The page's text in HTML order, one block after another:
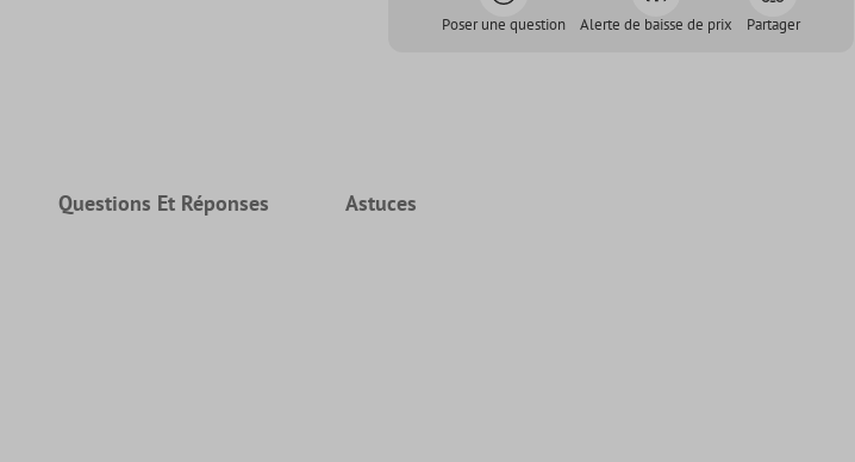
Poser une question Alerte de baisse de prix Partager
Questions Et Réponses Astuces